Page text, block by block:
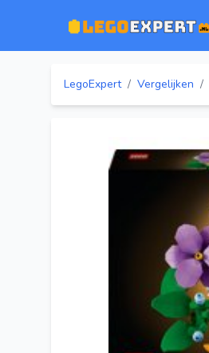
LegoExpert / Vergelijken /